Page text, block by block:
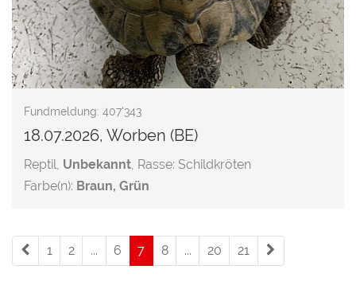
Fundmeldung: 407'343
18.07.2026, Worben (BE)
Reptil, Unbekannt, Rasse: Schildkröten
Farbe(n): Braun, Grün
1 2 ... 6 7 (current)
8 ... 20 21